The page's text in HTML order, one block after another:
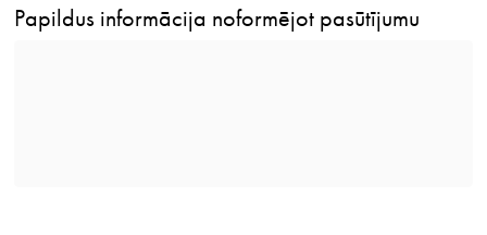
Papildus informācija noformējot pasūtījumu